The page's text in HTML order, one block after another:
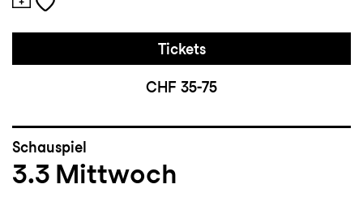
Tickets
CHF 35-75
Schauspiel
3.3 Mittwoch